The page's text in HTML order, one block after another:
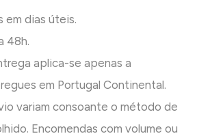
em dias úteis.
48h.
aplica-se apenas a
em Portugal Continental.
variam consoante o método de
Encomendas com volume ou